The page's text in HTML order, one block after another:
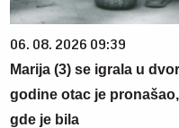
06. 08. 2026 09:39
Marija (3) se igrala u
godine otac je
gde je bila